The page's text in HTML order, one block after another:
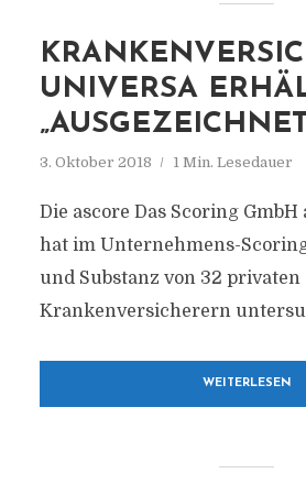
UNIVERSA
3. Oktober 2018 1 Min. Lesedauer
Die ascore Das Scoring
hat im Unternehmens-
und Substanz von 32 privaten
Krankenversicherern
WEITERLESEN